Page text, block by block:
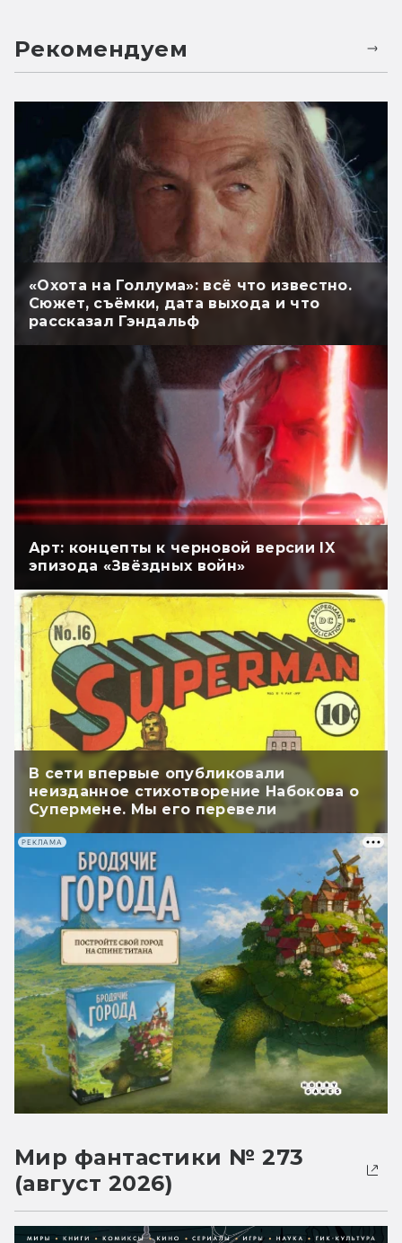
Рекомендуем
«Охота на Голлума»: всё что известно.
Сюжет, съёмки, дата выхода и что
рассказал Гэндальф
Арт: концепты к черновой версии IX
эпизода «Звёздных войн»
В сети впервые опубликовали
неизданное стихотворение Набокова о
Супермене. Мы его перевели
РЕКЛАМА
Мир фантастики № 273
(август 2026)